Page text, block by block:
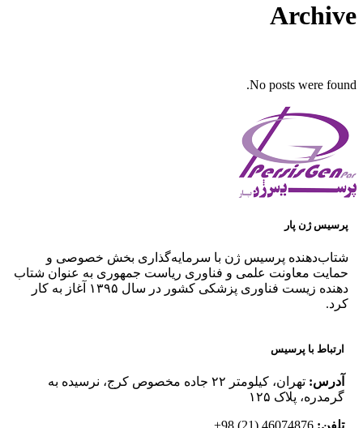
Archive
No posts were found.
پرسیس ژن پار
شتاب‌دهنده پرسیس ژن با سرمایه‌گذاری بخش خصوصی و
حمایت معاونت علمی و فناوری ریاست جمهوری به عنوان شتاب
دهنده زیست فناوری پزشکی کشور در سال ۱۳۹۵ آغاز به کار
کرد.
ارتباط با پرسیس
آدرس:
تهران، کیلومتر ۲۲ جاده مخصوص کرج، نرسیده به
گرمدره، پلاک ۱۲۵
تلفن: